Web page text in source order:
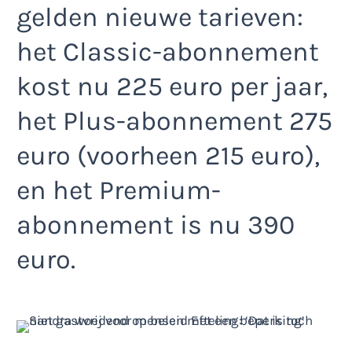
gelden nieuwe tarieven:
het Classic-abonnement
kost nu 225 euro per jaar,
het Plus-abonnement 275
euro (voorheen 215 euro),
en het Premium-
abonnement is nu 390
euro.